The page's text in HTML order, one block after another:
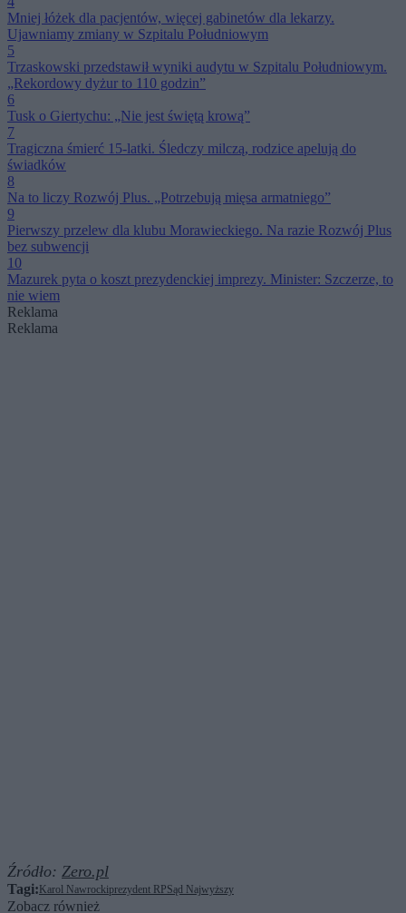
Mniej łóżek dla pacjentów, więcej gabinetów dla lekarzy.
Ujawniamy zmiany w Szpitalu Południowym
5
Trzaskowski przedstawił wyniki audytu w Szpitalu Południowym.
„Rekordowy dyżur to 110 godzin”
6
Tusk o Giertychu: „Nie jest świętą krową”
7
Tragiczna śmierć 15-latki. Śledczy milczą, rodzice apelują do
świadków
8
Na to liczy Rozwój Plus. „Potrzebują mięsa armatniego”
9
Pierwszy przelew dla klubu Morawieckiego. Na razie Rozwój Plus
bez subwencji
10
Mazurek pyta o koszt prezydenckiej imprezy. Minister: Szczerze, to
nie wiem
Reklama
Reklama
Źródło: Zero.pl
Tagi: Karol Nawrockiprezydent RPSąd Najwyższy
Zobacz również